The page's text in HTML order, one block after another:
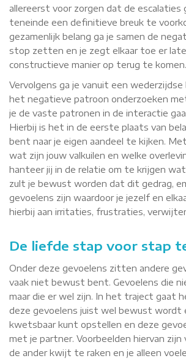
allereerst voor zorgen dat de escalaties
teneinde een definitieve breuk te
gezamenlijk belang ga je samen de
stop zetten en je zegt elkaar toe er
constructieve manier op terug te komen.
Vervolgens ga je vanuit een
het negatieve patroon onderzoeken
je de vaste patronen in de interactie
Hierbij is het in de eerste plaats van
bent naar je eigen aandeel te kijken.
wat zijn jouw valkuilen en welke
hanteer jij in de relatie om te krijgen wat
zult je bewust worden dat dit gedrag,
gevoelens zijn waardoor je jezelf en
hierbij aan irritaties, frustraties,
De liefde stap voor stap
Onder deze gevoelens zitten andere
vaak niet bewust bent. Gevoelens die
maar die er wel zijn. In het traject gaat
deze gevoelens juist wel bewust wordt
kwetsbaar kunt opstellen en deze
met je partner. Voorbeelden hiervan zijn
de ander kwijt te raken en je alleen